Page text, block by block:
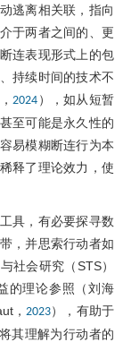
逃离相关联，指向
于两者之间的、更
连表现形式上的包
持续时间的技术不
2024 ），如从短暂
至可能是永久性的
易模糊断连行为本
释了理论效力，使
具，有必要探寻数
，并思索行动者如
社会研究（STS）
的理论参照（刘海
， 2023），有助于
其理解为行动者的